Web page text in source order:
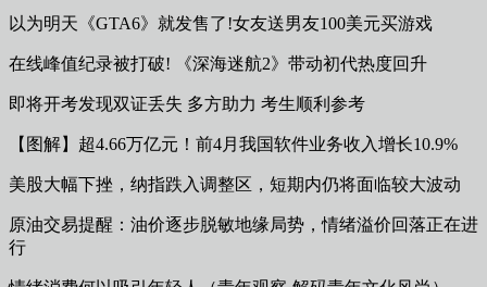
以为明天《GTA6》就发售了!女友送男友100美元买游戏
在线峰值纪录被打破! 《深海迷航2》带动初代热度回升
即将开考发现双证丢失 多方助力 考生顺利参考
【图解】超4.66万亿元！前4月我国软件业务收入增长10.9%
美股大幅下挫，纳指跌入调整区，短期内仍将面临较大波动
原油交易提醒：油价逐步脱敏地缘局势，情绪溢价回落正在进
行